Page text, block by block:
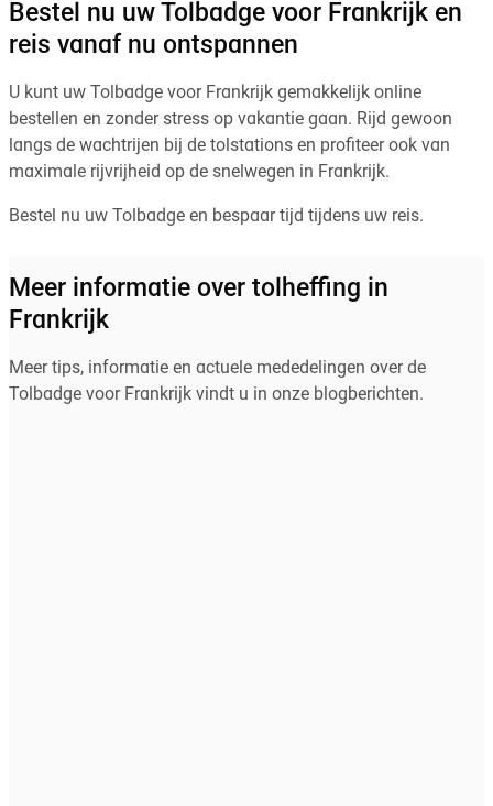
Bestel nu uw Tolbadge voor Frankrijk en
reis vanaf nu ontspannen
U kunt uw Tolbadge voor Frankrijk gemakkelijk online
bestellen en zonder stress op vakantie gaan. Rijd gewoon
langs de wachtrijen bij de tolstations en profiteer ook van
maximale rijvrijheid op de snelwegen in Frankrijk.
Bestel nu uw Tolbadge en bespaar tijd tijdens uw reis.
Meer informatie over tolheffing in
Frankrijk
Meer tips, informatie en actuele mededelingen over de
Tolbadge voor Frankrijk vindt u in onze blogberichten.